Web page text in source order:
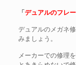
「 デュアルのフレ
デュアルのメガネ
みましょう。
メーカーでの修理